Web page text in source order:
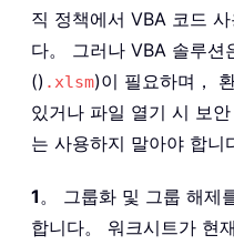
직 정책에서 VBA 코드
다。 그러나 VBA 솔루션
() .xlsm)이 필요하며，
있거나 파일 열기 시 보
는 사용하지 말아야 합니
1 。 그룹화 및 그룹 해제
합니다。 워크시트가 현